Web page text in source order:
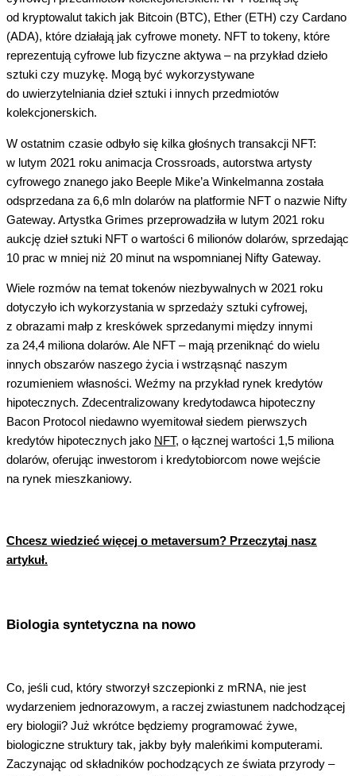
od kryptowalut takich jak Bitcoin (BTC), Ether (ETH) czy Cardano
(ADA), które działają jak cyfrowe monety. NFT to tokeny, które
reprezentują cyfrowe lub fizyczne aktywa – na przykład dzieło
sztuki czy muzykę. Mogą być wykorzystywane
do uwierzytelniania dzieł sztuki i innych przedmiotów
kolekcjonerskich.
W ostatnim czasie odbyło się kilka głośnych transakcji NFT:
w lutym 2021 roku animacja Crossroads, autorstwa artysty
cyfrowego znanego jako Beeple Mike’a Winkelmanna została
odsprzedana za 6,6 mln dolarów na platformie NFT o nazwie Nifty
Gateway. Artystka Grimes przeprowadziła w lutym 2021 roku
aukcję dzieł sztuki NFT o wartości 6 milionów dolarów, sprzedając
10 prac w mniej niż 20 minut na wspomnianej Nifty Gateway.
Wiele rozmów na temat tokenów niezbywalnych w 2021 roku
dotyczyło ich wykorzystania w sprzedaży sztuki cyfrowej,
z obrazami małp z kreskówek sprzedanymi między innymi
za 24,4 miliona dolarów. Ale NFT – mają przeniknąć do wielu
innych obszarów naszego życia i wstrząsnąć naszym
rozumieniem własności. Weźmy na przykład rynek kredytów
hipotecznych. Zdecentralizowany kredytodawca hipoteczny
Bacon Protocol niedawno wyemitował siedem pierwszych
kredytów hipotecznych jako NFT, o łącznej wartości 1,5 miliona
dolarów, oferując inwestorom i kredytobiorcom nowe wejście
na rynek mieszkaniowy.
Chcesz wiedzieć więcej o metaversum? Przeczytaj nasz
artykuł.
Biologia syntetyczna na nowo
Co, jeśli cud, który stworzył szczepionki z mRNA, nie jest
wydarzeniem jednorazowym, a raczej zwiastunem nadchodzącej
ery biologii? Już wkrótce będziemy programować żywe,
biologiczne struktury tak, jakby były maleńkimi komputerami.
Zaczynając od składników pochodzących ze świata przyrody –